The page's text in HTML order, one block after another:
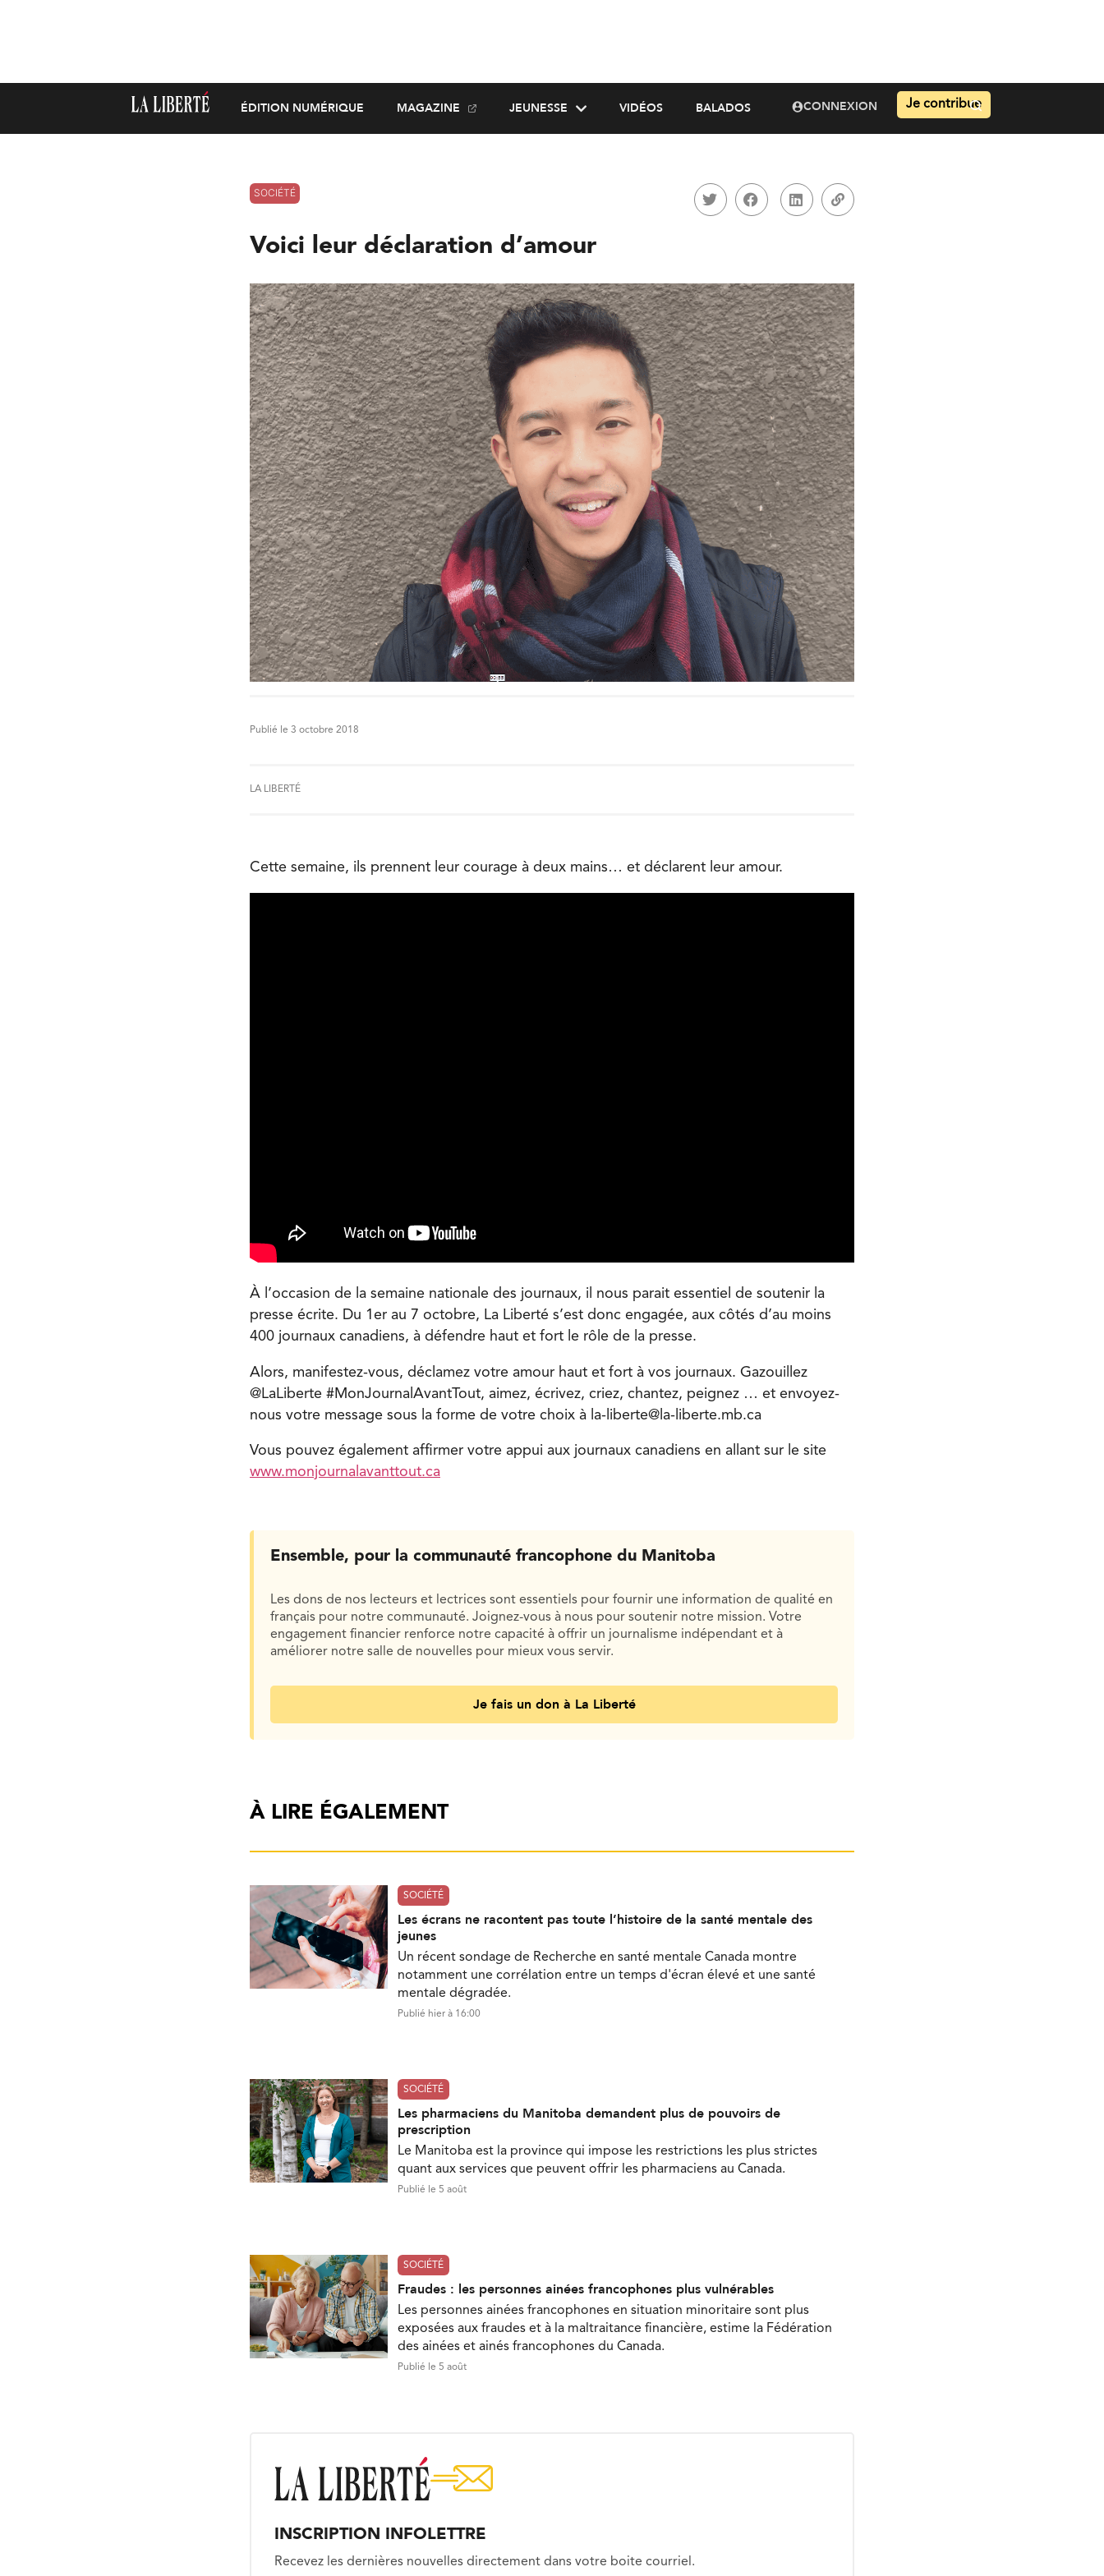
ÉDITION NUMÉRIQUE MAGAZINE JEUNESSE VIDÉOS BALADOS CONNEXION Je contribue
SOCIÉTÉ
Voici leur déclaration d’amour
Publié le 3 octobre 2018
LA LIBERTÉ
Cette semaine, ils prennent leur courage à deux mains… et déclarent leur amour.
À l’occasion de la semaine nationale des journaux, il nous parait essentiel de soutenir la
presse écrite. Du 1er au 7 octobre, La Liberté s’est donc engagée, aux côtés d’au moins
400 journaux canadiens, à défendre haut et fort le rôle de la presse.
Alors, manifestez-vous, déclamez votre amour haut et fort à vos journaux. Gazouillez
@LaLiberte #MonJournalAvantTout, aimez, écrivez, criez, chantez, peignez … et envoyez-
nous votre message sous la forme de votre choix à la-liberte@la-liberte.mb.ca
Vous pouvez également affirmer votre appui aux journaux canadiens en allant sur le site
www.monjournalavanttout.ca
Ensemble, pour la communauté francophone du Manitoba
Les dons de nos lecteurs et lectrices sont essentiels pour fournir une information de qualité en
français pour notre communauté. Joignez-vous à nous pour soutenir notre mission. Votre
engagement financier renforce notre capacité à offrir un journalisme indépendant et à
améliorer notre salle de nouvelles pour mieux vous servir.
Je fais un don à La Liberté
À LIRE ÉGALEMENT
SOCIÉTÉ
Les écrans ne racontent pas toute l’histoire de la santé mentale des
jeunes
Un récent sondage de Recherche en santé mentale Canada montre
notamment une corrélation entre un temps d'écran élevé et une santé
mentale dégradée.
Publié hier à 16:00
SOCIÉTÉ
Les pharmaciens du Manitoba demandent plus de pouvoirs de
prescription
Le Manitoba est la province qui impose les restrictions les plus strictes
quant aux services que peuvent offrir les pharmaciens au Canada.
Publié le 5 août
SOCIÉTÉ
Fraudes : les personnes ainées francophones plus vulnérables
Les personnes ainées francophones en situation minoritaire sont plus
exposées aux fraudes et à la maltraitance financière, estime la Fédération
des ainées et ainés francophones du Canada.
Publié le 5 août
INSCRIPTION INFOLETTRE
Recevez les dernières nouvelles directement dans votre boite courriel.